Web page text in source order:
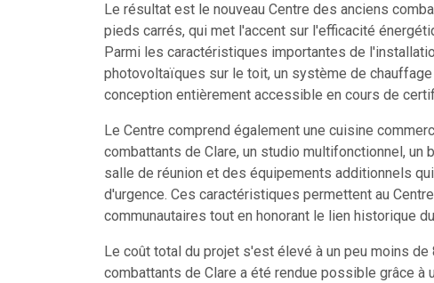
Le résultat est le nouveau Centre des anciens
pieds carrés, qui met l'accent sur l'efficacité
Parmi les caractéristiques importantes de
photovoltaïques sur le toit, un système de
conception entièrement accessible en cours de
Le Centre comprend également une cuisine
combattants de Clare, un studio multifonctionnel, un
salle de réunion et des équipements additionnels
d'urgence. Ces caractéristiques permettent au
communautaires tout en honorant le lien historique
Le coût total du projet s'est élevé à un peu moins
combattants de Clare a été rendue possible grâce à